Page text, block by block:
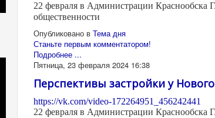
22 февраля в Администрации Краснообска
общественности
Опубликовано в Тема дня
Станьте первым комментатором!
Подробнее ...
Пятница, 23 февраля 2024 16:38
Перспективы застройки у
https://vk.com/video-172264951_456242441
22 февраля в Администрации Краснообска